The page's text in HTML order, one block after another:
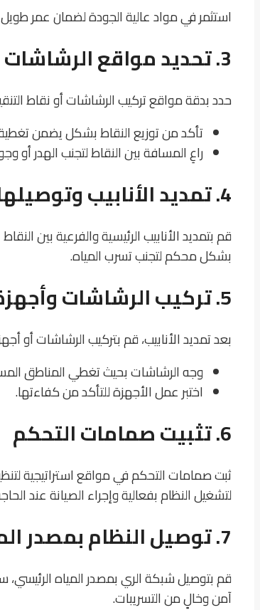
استثمر في مواد عالية الجودة لضمان عمر طويل
3. تحديد مواقع الرشاشات وأجهزة التنقيط
حدد بدقة مواقع تركيب الرشاشات أو نقاط
تأكد من توزيع النقاط بشكل يضمن
راعِ المسافة بين النقاط لتجنب الهدر أو
4. تمديد الأنابيب وتوصيلها
قم بتمديد الأنابيب الرئيسية والفرعية بين
بشكل محكم لتجنب تسرب المياه.
5. تركيب الرشاشات وأجهزة التنقيط
بعد تمديد الأنابيب، قم بتركيب الرشاشات أو
وجه الرشاشات بحيث تغطي المناطق
اختبر عمل الأجهزة للتأكد من كفاءتها.
6. تثبيت صمامات التحكم
ثبت صمامات التحكم في مواقع استراتيجية
لتشغيل النظام بفعالية وإجراء الصيانة عند
7. توصيل النظام بمصدر المياه
قم بتوصيل شبكة الري بمصدر المياه
آمن وخالٍ من التسريبات.